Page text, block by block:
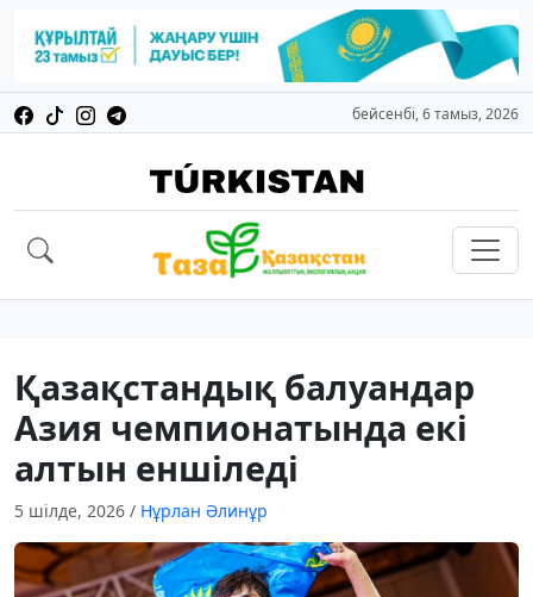
бейсенбі, 6 тамыз, 2026
Қазақстандық балуандар
Азия чемпионатында екі
алтын еншіледі
5 шілде, 2026 / Нұрлан Әлинұр